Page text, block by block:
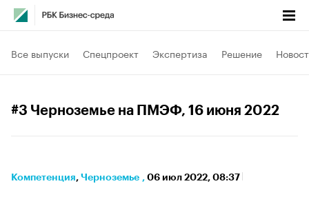
Все выпуски Спецпроект Экспертиза Решение
#3 Черноземье на ПМЭФ, 16 июня 2022
Компетенция⁠, Черноземье , 06 июл 2022, 08:37